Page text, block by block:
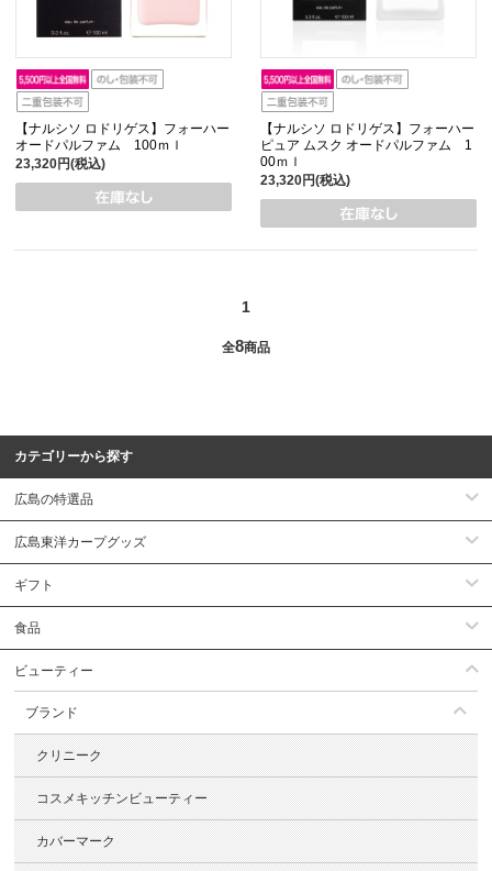
【ナルシソ ロドリゲス】フォーハー
オードパルファム 100ｍｌ
23,320円(税込)
【ナルシソ ロドリゲス】フォーハー
ピュア ムスク オードパルファム 1
00ｍｌ
23,320円(税込)
1
全8商品
カテゴリーから探す
広島の特選品
広島東洋カープグッズ
ギフト
食品
ビューティー
ブランド
クリニーク
コスメキッチンビューティー
カバーマーク